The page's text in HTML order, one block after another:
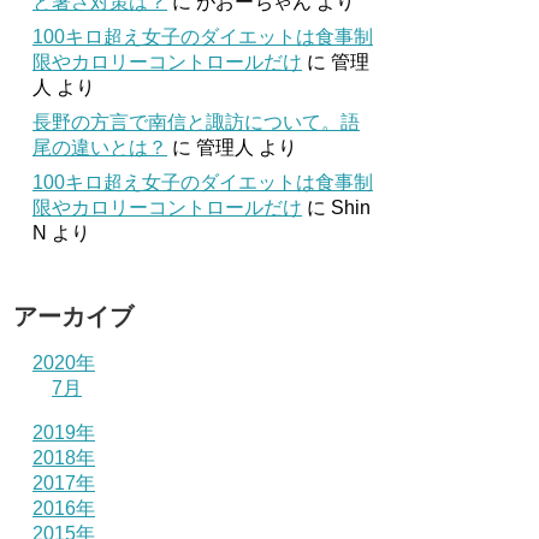
100キロ超え女子のダイエットは食事制
限やカロリーコントロールだけ に 管理
人 より
長野の方言で南信と諏訪について。語
尾の違いとは？ に 管理人 より
100キロ超え女子のダイエットは食事制
限やカロリーコントロールだけ に Shin
N より
アーカイブ
2020年
7月
2019年
2018年
2017年
2016年
2015年